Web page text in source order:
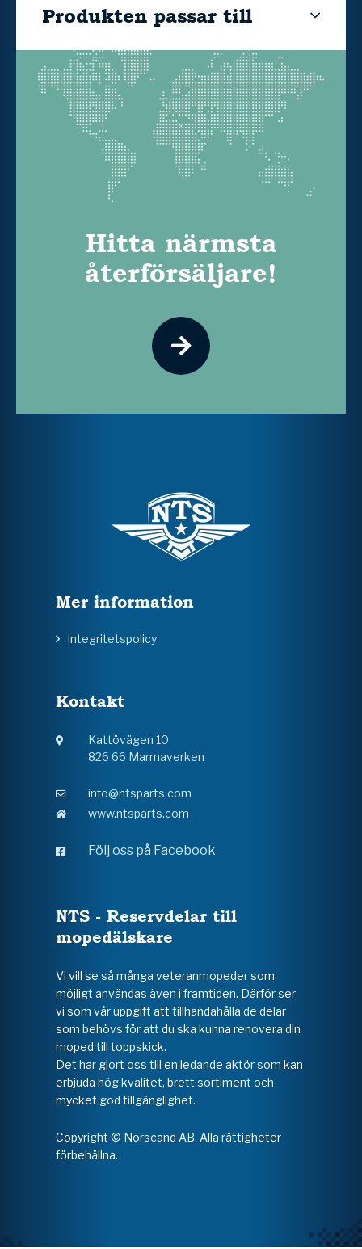
Produkten passar till
Hitta närmsta
återförsäljare!
Mer information
Integritetspolicy
Kontakt
Kattövägen 10
826 66 Marmaverken
info@ntsparts.com
www.ntsparts.com
Följ oss på Facebook
NTS - Reservdelar till
mopedälskare
Vi vill se så många veteranmopeder som
möjligt användas även i framtiden. Därför ser
vi som vår uppgift att tillhandahålla de delar
som behövs för att du ska kunna renovera din
moped till toppskick.
Det har gjort oss till en ledande aktör som kan
erbjuda hög kvalitet, brett sortiment och
mycket god tillgänglighet.
Copyright © Norscand AB. Alla rättigheter
förbehållna.